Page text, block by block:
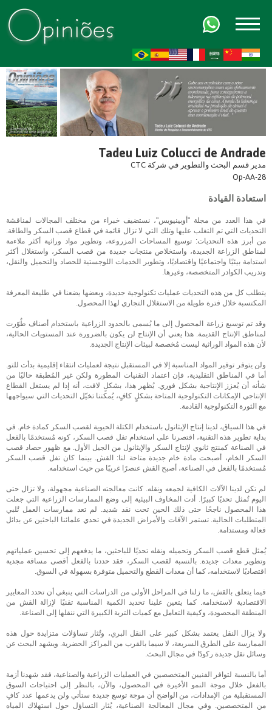
Tadeu Luiz Colucci de Andrade
مدير قسم البحث والتطوير في شركة CTC
Op-AA-28
استعادة القيادة
في هذا العدد من مجلة "أوبينيويس"، نستضيف خبراء من مختلف المجالات لمناقشة
التحديات التي تم التغلب عليها وتلك التي لا تزال قائمة في قطاع قصب السكر والطاقة.
من أبرز هذه التحديات: توسيع المساحات المزروعة، وتطوير مواد وراثية أكثر ملاءمة
لمناطق الزراعة الجديدة، واستخلاص منتجات جديدة من قصب السكر، واستغلال أكثر
استدامة بيئيًا واجتماعيًا واقتصاديًا، وتطوير الخدمات اللوجستية للحصاد والتحميل والنقل،
وتدريب الكوادر المتخصصة، وغيرها.
يتطلب كل من هذه التحديات عمليات تكنولوجية جديدة، وبعضها يضعنا في طليعة المعرفة
المكتسبة خلال فترة طويلة من الاستغلال التجاري لهذا المحصول.
وقد تم توسيع زراعة المحصول إلى ما يُسمى بالحدود الزراعية باستخدام أصناف طُوّرت
لمناطق الإنتاج القديمة. هذا يعني أن الإنتاج لن يكون بالضرورة عند المستويات الحالية،
لأن هذه المواد الوراثية ليست مُخصصة لبيئات الإنتاج الجديدة.
ولن يتوفر توفير المواد المناسبة إلا في المستقبل نتيجة لعمليات انتقاء إقليمية بدأت للتو.
أما في المناطق التقليدية، فإن اعتماد التقنيات المطورة ولكن غير المُطبقة حاليًا من
شأنه أن يُعزز الإنتاجية بشكل فوري. يُظهر هذا، بشكلٍ لافت، أنه إذا لم يستغل القطاع
الإنتاجي الإمكانات التكنولوجية المتاحة بشكلٍ كافٍ، يُمكننا تخيّل التحديات التي سيواجهها
مع الثورة التكنولوجية القادمة.
في هذا السياق، لدينا إنتاج الإيثانول باستخدام الكتلة الحيوية لقصب السكر كمادة خام. في
بداية تطوير هذه التقنية، اقتصرنا على استخدام تفل قصب السكر، كونه مُستخدمًا بالفعل
في الصناعة كمنتج ثانوي لإنتاج السكر والإيثانول من الجيل الأول. مع ظهور حصاد قصب
السكر الخام، أصبحت مادة خام جديدة متاحة لنا: القش. بينما كان تفل قصب السكر
مُستخدمًا بالفعل في الصناعة، أصبح القش عنصرًا غريبًا من حيث استخدامه.
لم تكن لدينا الآلات الكافية لجمعه ونقله. كانت معالجته الصناعية مجهولة، ولا تزال حتى
اليوم تُمثل تحديًا كبيرًا. أدت المخاوف البيئية إلى وضع الممارسات الزراعية التي جعلت
هذا المحصول ناجحًا حتى ذلك الحين تحت نقد شديد. لم تعد ممارسات العمل تُلبي
المتطلبات الحالية. تستمر الآفات والأمراض الجديدة في تحدي علمائنا الباحثين عن بدائل
فعالة ومستدامة.
يُمثل قطع قصب السكر وتحميله ونقله تحديًا للباحثين، ما يدفعهم إلى تحسين عملياتهم
وتطوير معدات جديدة. بالنسبة لقصب السكر، فقد حددنا بالفعل أقصى مسافة مجدية
اقتصاديًا لاستخدامه، كما أن معدات القطع والتحميل متوفرة بسهولة في السوق.
فيما يتعلق بالقش، ما زلنا في المراحل الأولى من الدراسات التي ينبغي أن تحدد المعايير
الاقتصادية لاستخدامه. كما يتعين علينا تحديد الكمية المناسبة تقنيًا لإزالة القش من
المنطقة المحصودة، وكيفية التعامل مع كميات التربة الكبيرة التي ننقلها إلى الصناعة.
ولا يزال النقل يعتمد بشكل كبير على النقل البري، وتُثار تساؤلات متزايدة حول هذه
الممارسة على الطرق السريعة، لا سيما بالقرب من المراكز الحضرية. ويشهد البحث عن
وسائل نقل جديدة ركودًا في مجال البحث.
أما بالنسبة لتوافر الفنيين المتخصصين في العمليات الزراعية والصناعية، فقد شهدنا أزمة
بالفعل خلال موجة النمو الأخيرة في المحصول، والآن، بالنظر إلى احتياجات السوق
المستقبلية من الإمدادات، من الواضح أن موجة توسع جديدة ستأتي ولن يدعمها عدد كافٍ
من المتخصصين. وفي مجال المعالجة الصناعية، يُثار التساؤل حول استهلاك المياه